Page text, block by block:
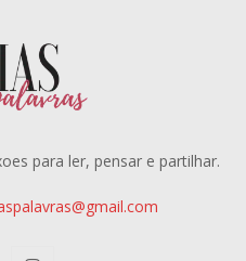
para ler, pensar e partilhar.